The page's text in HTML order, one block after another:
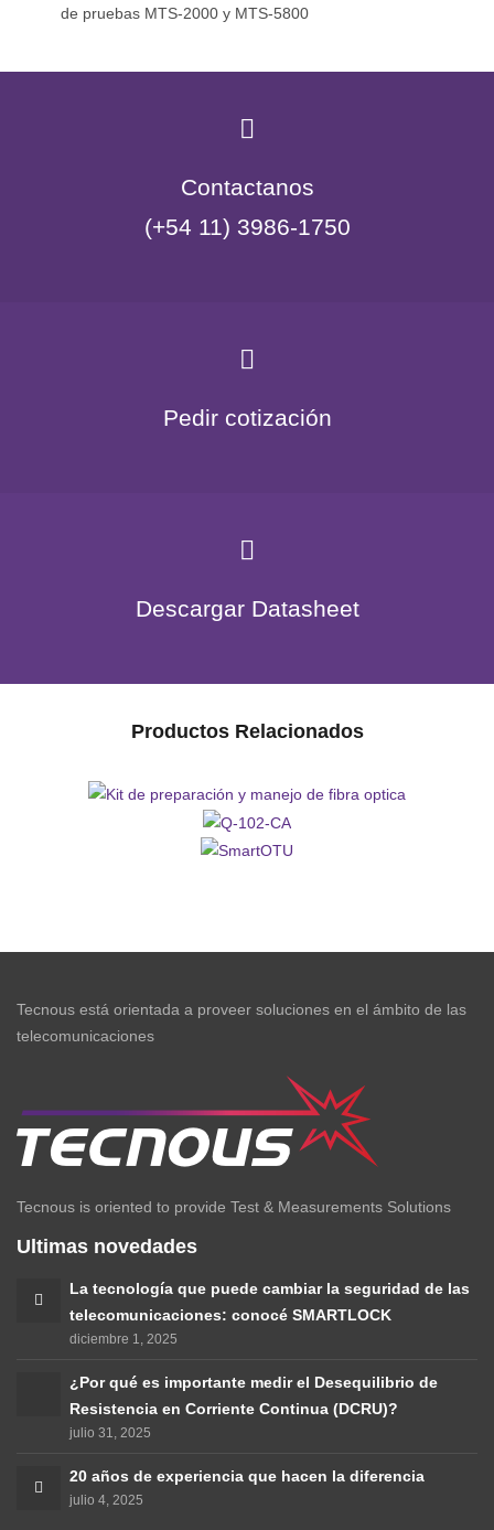
de pruebas MTS-2000 y MTS-5800
Contactanos
(+54 11) 3986-1750
Pedir cotización
Descargar Datasheet
Productos Relacionados
Kit de preparación y manejo
de fibra optica
Q-102-
Tecnous está orientada a proveer soluciones en el ámbito de las
telecomunicaciones
Tecnous is oriented to provide Test & Measurements Solutions
Ultimas novedades
La tecnología que puede cambiar la seguridad de las
telecomunicaciones: conocé SMARTLOCK
diciembre 1, 2025
¿Por qué es importante medir el Desequilibrio de
Resistencia en Corriente Continua (DCRU)?
julio 31, 2025
20 años de experiencia que hacen la diferencia
julio 4, 2025